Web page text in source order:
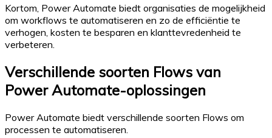
Kortom, Power Automate biedt organisaties de mogelijkheid
om workflows te automatiseren en zo de efficiëntie te
verhogen, kosten te besparen en klanttevredenheid te
verbeteren.
Verschillende soorten Flows van
Power Automate-oplossingen
Power Automate biedt verschillende soorten Flows om
processen te automatiseren.